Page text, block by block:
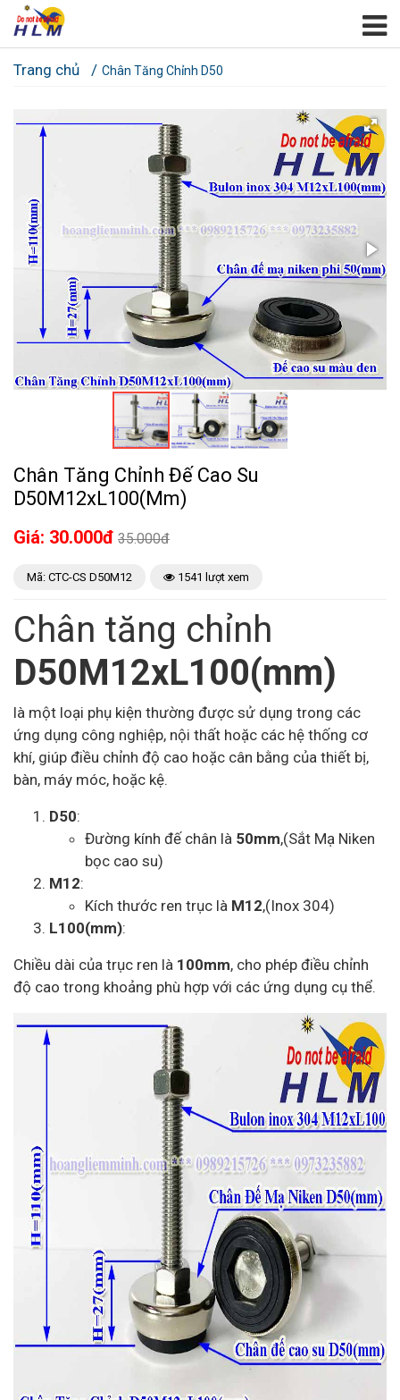
Trang chủ Chân Tăng Chỉnh D50
Chân Tăng Chỉnh Đế Cao Su
D50M12xL100(mm)
Giá: 30.000đ 35.000đ
Mã: CTC-CS D50M12 1541 lượt xem
Chân tăng chỉnh
D50M12xL100(mm)
là một loại phụ kiện thường được sử dụng trong các
ứng dụng công nghiệp, nội thất hoặc các hệ thống cơ
khí, giúp điều chỉnh độ cao hoặc cân bằng của thiết bị,
bàn, máy móc, hoặc kệ.
D50:
Đường kính đế chân là 50mm,(Sắt Mạ Niken
bọc cao su)
M12:
Kích thước ren trục là M12,(Inox 304)
L100(mm):
Chiều dài của trục ren là 100mm, cho phép điều chỉnh
độ cao trong khoảng phù hợp với các ứng dụng cụ thể.